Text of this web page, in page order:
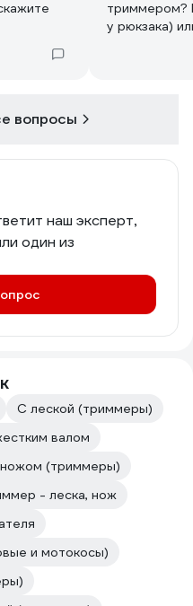
триммером?
у рюкзака)
вопросы
наш эксперт,
один из
С леской (триммеры)
валом
(триммеры)
- леска, нож
и мотокосы)